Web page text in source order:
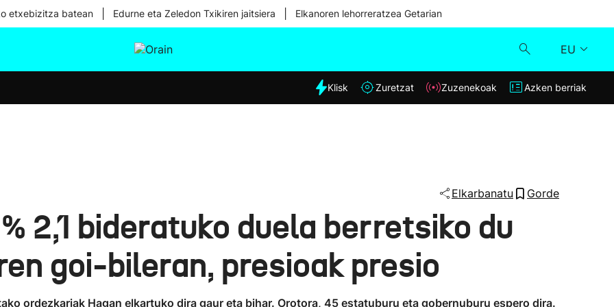
etxebizitza batean Edurne eta Zeledon Txikiren jaitsiera Elkanoren lehorreratzea Getarian
EU
Eguraldia
Klisk
Klisk Zuretzat Zuzenekoak Azken berriak
Elkarbanatu Gorde
2,1 bideratuko duela berretsiko du
goi-bileran, presioak presio
ordezkariak Hagan elkartuko dira gaur eta bihar. Orotora, 45 estatuburu eta gobernuburu espero dira.